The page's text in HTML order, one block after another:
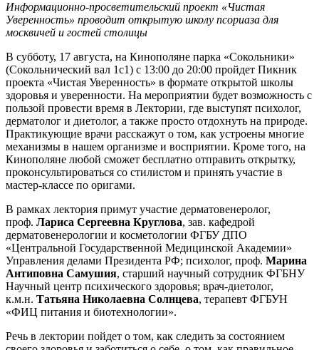
Информационно-просветительский проект «Чистая
Уверенность» проводит открытую школу псориаза для
москвичей и гостей столицы
В субботу, 17 августа, на Кинополяне парка «Сокольники»
(Сокольнический вал 1с1) с 13:00 до 20:00 пройдет Пикник
проекта «Чистая Уверенность» в формате открытой школы
здоровья и уверенности. На мероприятии будет возможность с
пользой провести время в Лектории, где выступят психолог,
дерматолог и диетолог, а также просто отдохнуть на природе.
Практикующие врачи расскажут о том, как устроены многие
механизмы в нашем организме и восприятии. Кроме того, на
Кинополяне любой сможет бесплатно отправить открытку,
проконсультироваться со стилистом и принять участие в
мастер-классе по оригами.
В рамках лектория примут участие дерматовенеролог,
проф. Лариса Сергеевна Круглова, зав. кафедрой
дерматовенерологии и косметологии ФГБУ ДПО
«Центральной Государственной Медицинской Академии»
Управления делами Президента РФ; психолог, проф. Марина
Антиповна Самушия, старший научный сотрудник ФГБНУ
Научный центр психического здоровья; врач-диетолог,
к.м.н. Татьяна Николаевна Солнцева, терапевт ФГБУН
«ФИЦ питания и биотехнологии».
Речь в лектории пойдет о том, как следить за состоянием